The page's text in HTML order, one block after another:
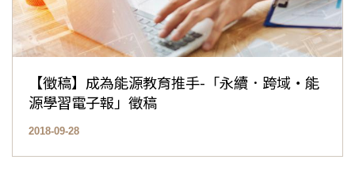
【徵稿】成為能源教育推手-「永續．跨域‧能
源學習電子報」徵稿
2018-09-28